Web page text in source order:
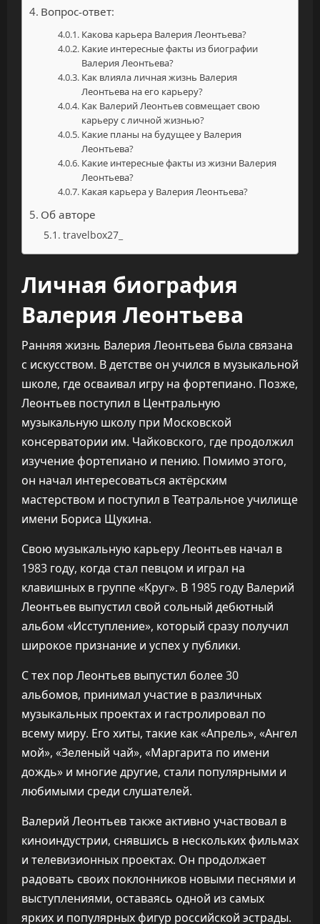
Вопрос-ответ:
Какова карьера Валерия Леонтьева?
Какие интересные факты из биографии
Валерия Леонтьева?
Как влияла личная жизнь Валерия
Леонтьева на его карьеру?
Как Валерий Леонтьев совмещает свою
карьеру с личной жизнью?
Какие планы на будущее у Валерия
Леонтьева?
Какие интересные факты из жизни Валерия
Леонтьева?
Какая карьера у Валерия Леонтьева?
Об авторе
travelbox27_
Личная биография
Валерия Леонтьева
Ранняя жизнь Валерия Леонтьева была связана
с искусством. В детстве он учился в музыкальной
школе, где осваивал игру на фортепиано. Позже,
Леонтьев поступил в Центральную
музыкальную школу при Московской
консерватории им. Чайковского, где продолжил
изучение фортепиано и пению. Помимо этого,
он начал интересоваться актёрским
мастерством и поступил в Театральное училище
имени Бориса Щукина.
Свою музыкальную карьеру Леонтьев начал в
1983 году, когда стал певцом и играл на
клавишных в группе «Круг». В 1985 году Валерий
Леонтьев выпустил свой сольный дебютный
альбом «Исступление», который сразу получил
широкое признание и успех у публики.
С тех пор Леонтьев выпустил более 30
альбомов, принимал участие в различных
музыкальных проектах и гастролировал по
всему миру. Его хиты, такие как «Апрель», «Ангел
мой», «Зеленый чай», «Маргарита по имени
дождь» и многие другие, стали популярными и
любимыми среди слушателей.
Валерий Леонтьев также активно участвовал в
киноиндустрии, снявшись в нескольких фильмах
и телевизионных проектах. Он продолжает
радовать своих поклонников новыми песнями и
выступлениями, оставаясь одной из самых
ярких и популярных фигур российской эстрады.